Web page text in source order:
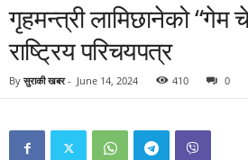
गृहमन्त्री लामिछानेको “गेम
राष्ट्रिय परिचयपत्र
By सुराकी खबर- June 14, 2024 410 0